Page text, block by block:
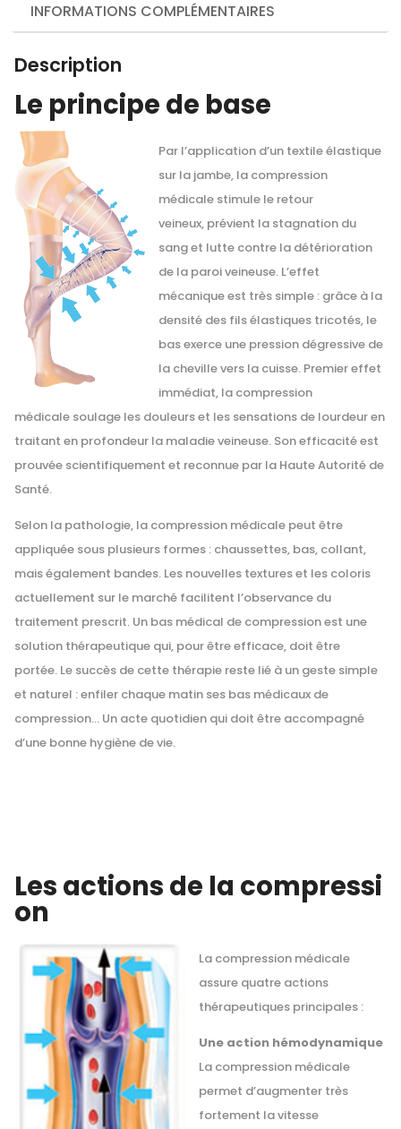
INFORMATIONS COMPLÉMENTAIRES
Description
Le principe de base
Par l’application d’un textile élastique
sur la jambe, la compression
médicale stimule le retour
veineux, prévient la stagnation du
sang et lutte contre la détérioration
de la paroi veineuse. L’effet
mécanique est très simple : grâce à la
densité des fils élastiques tricotés, le
bas exerce une pression dégressive de
la cheville vers la cuisse. Premier effet
immédiat, la compression
médicale soulage les douleurs et les sensations de lourdeur en
traitant en profondeur la maladie veineuse. Son efficacité est
prouvée scientifiquement et reconnue par la Haute Autorité de
Santé.
Selon la pathologie, la compression médicale peut être
appliquée sous plusieurs formes : chaussettes, bas, collant,
mais également bandes. Les nouvelles textures et les coloris
actuellement sur le marché facilitent l’observance du
traitement prescrit. Un bas médical de compression est une
solution thérapeutique qui, pour être efficace, doit être
portée. Le succès de cette thérapie reste lié à un geste simple
et naturel : enfiler chaque matin ses bas médicaux de
compression… Un acte quotidien qui doit être accompagné
d’une bonne hygiène de vie.
Les actions de la compressi
on
La compression médicale
assure quatre actions
thérapeutiques principales :
Une action hémodynamique
La compression médicale
permet d’augmenter très
fortement la vitesse